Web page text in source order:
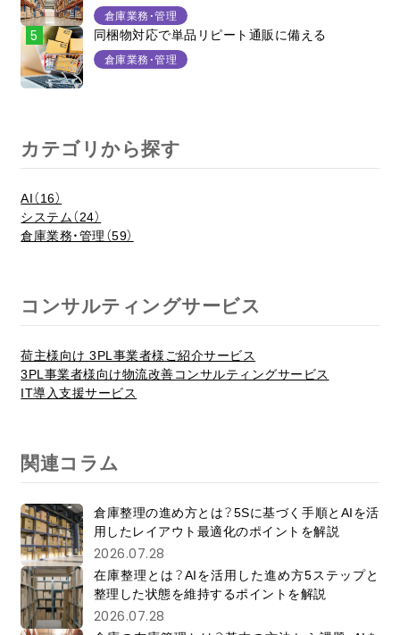
倉庫業務・管理
同梱物対応で単品リピート通販に備える
倉庫業務・管理
カテゴリから探す
AI（16）
システム（24）
倉庫業務・管理（59）
コンサルティングサービス
荷主様向け 3PL事業者様ご紹介サービス
3PL事業者様向け物流改善コンサルティングサービス
IT導入支援サービス
関連コラム
倉庫整理の進め方とは？5Sに基づく手順とAIを活
用したレイアウト最適化のポイントを解説
2026.07.28
在庫整理とは？AIを活用した進め方5ステップと
整理した状態を維持するポイントを解説
2026.07.28